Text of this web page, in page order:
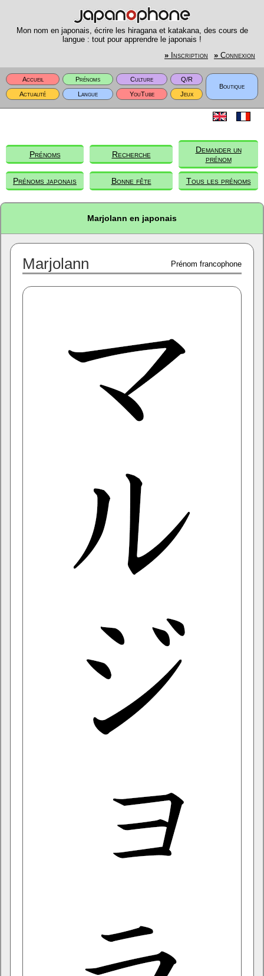
Mon nom en japonais, écrire les hiragana et katakana, des cours de
langue : tout pour apprendre le japonais !
» Inscription » Connexion
Accueil Prénoms Culture
Q/R
Boutique
Actualité
Langue YouTube Jeux
Prénoms Recherche
Demander un
prénom
Prénoms japonais Bonne fête Tous les prénoms
Marjolann en japonais
Marjolann Prénom francophone